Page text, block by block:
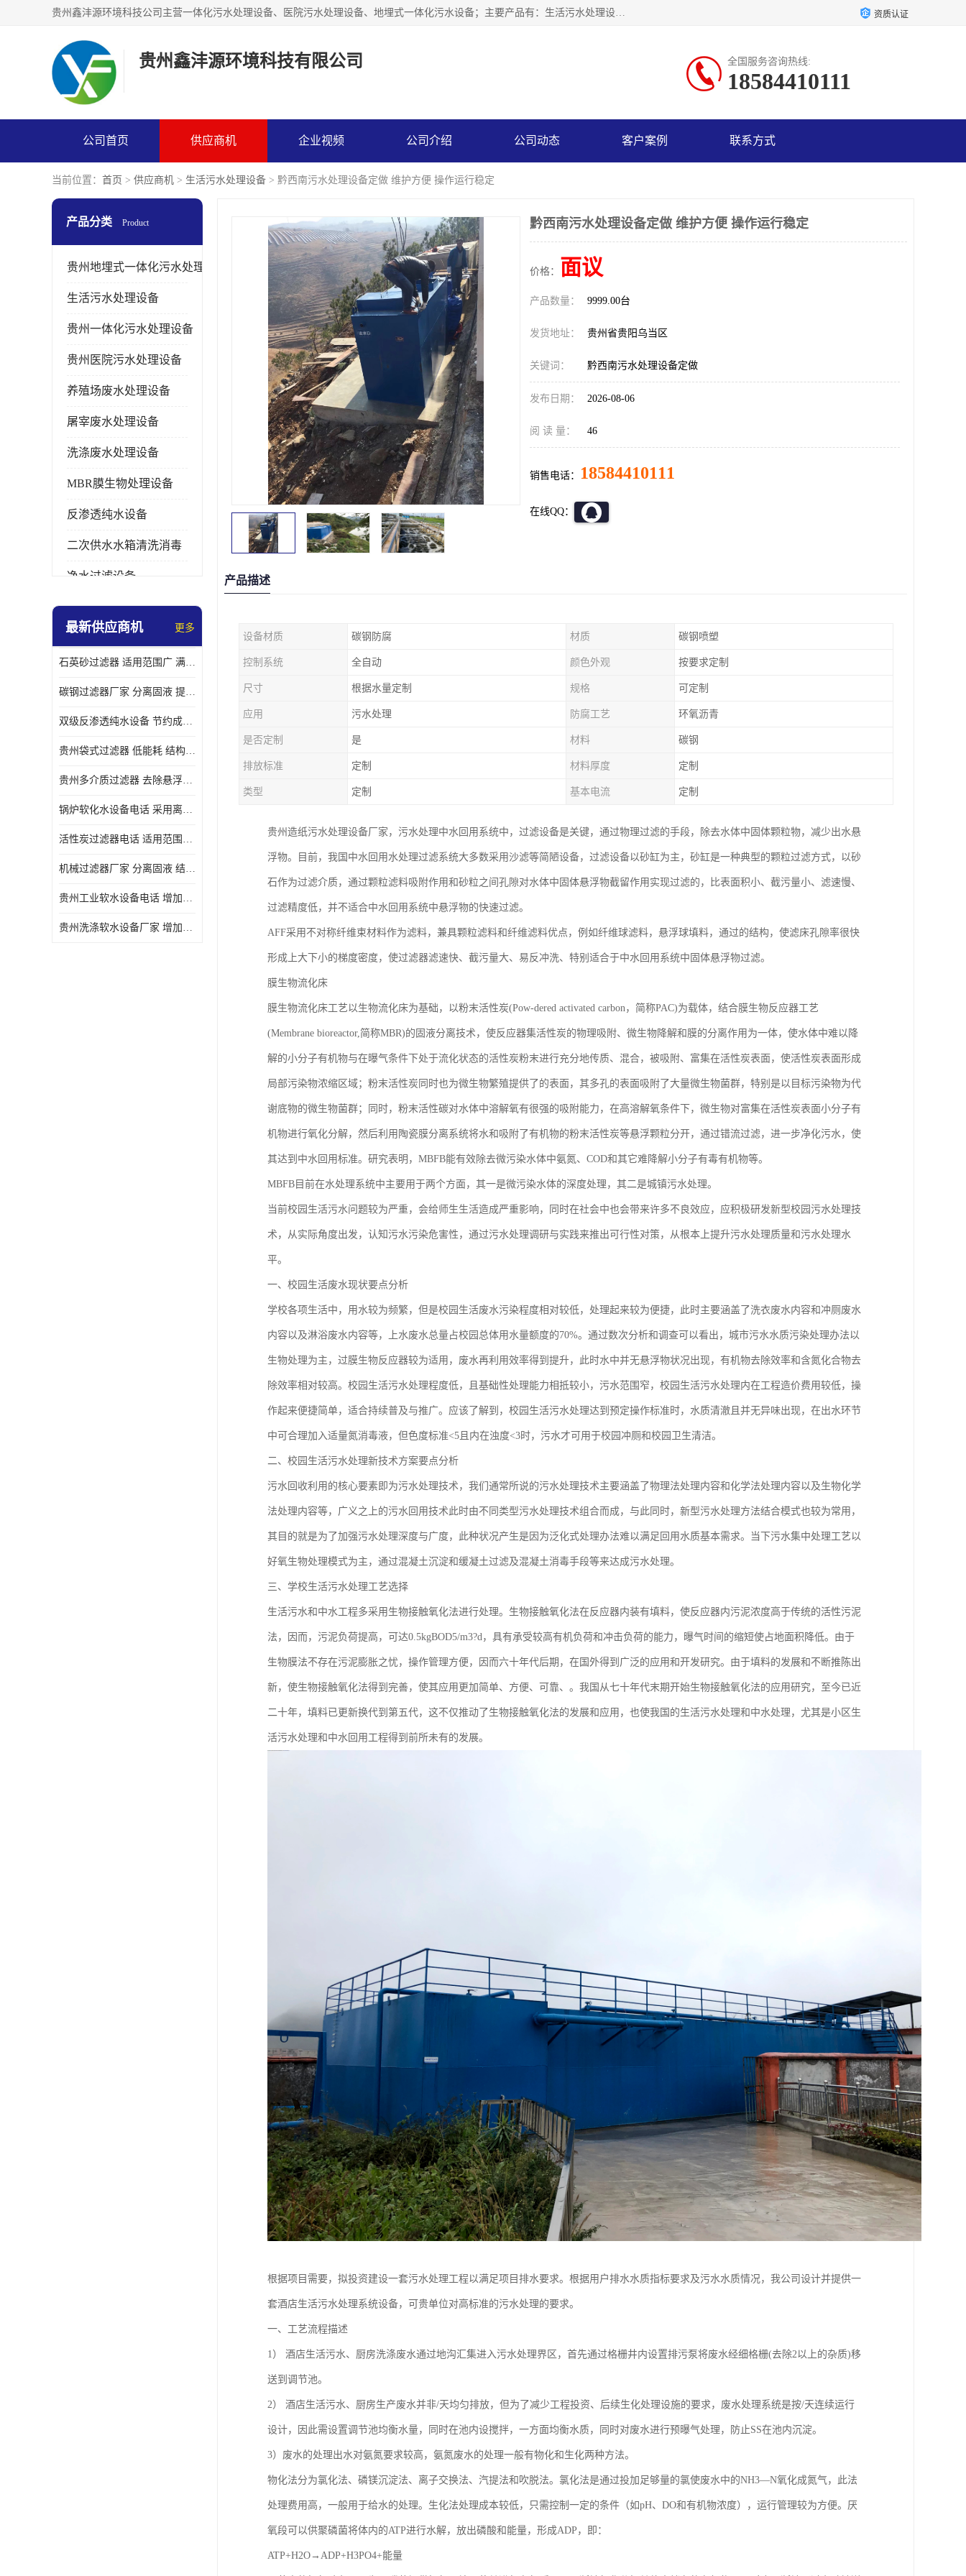
贵州鑫沣源环境科技公司主营一体化污水处理设备、医院污水处理设备、地埋式一体化污水设备；主要产品有：生活污水处理设备，养殖场废水处理设备，屠宰废水处理设备，洗涤废水处理设备，MBR膜生物处理设备，反渗透纯水设备，二次供水水箱清洗消毒，净水过滤设备，软水设备等。欢迎新老顾客来电咨询！ 资质认证
贵州鑫沣源环境科技有限公司 全国服务咨询热线:
18584410111
公司首页 供应商机 企业视频 公司介绍 公司动态 客户案例 联系方式
当前位置： 首页 > 供应商机 > 生活污水处理设备 > 黔西南污水处理设备定做 维护方便 操作运行稳定
产品分类 Product
贵州地埋式一体化污水处理设备
生活污水处理设备
贵州一体化污水处理设备
贵州医院污水处理设备
养殖场废水处理设备
屠宰废水处理设备
洗涤废水处理设备
MBR膜生物处理设备
反渗透纯水设备
二次供水水箱清洗消毒
净水过滤设备
软水设备
最新供应商机 更多
石英砂过滤器 适用范围广 满足不同的需求
碳钢过滤器厂家 分离固液 提高过滤效率
双级反渗透纯水设备 节约成本 提供高纯度水
贵州袋式过滤器 低能耗 结构简单
贵州多介质过滤器 去除悬浮物 防止水垢和堵塞
锅炉软化水设备电话 采用离子交换技术 减少维修和更换的成本
活性炭过滤器电话 适用范围广 防止水垢和堵塞
机械过滤器厂家 分离固液 结构简单
贵州工业软水设备电话 增加清洁效果 使水更加清澈 干净
贵州洗涤软水设备厂家 增加清洁效果 减少维修和更换的成本
黔西南污水处理设备定做 维护方便 操作运行稳定
价格： 面议
产品数量： 9999.00台
发货地址： 贵州省贵阳乌当区
关键词： 黔西南污水处理设备定做
发布日期： 2026-08-06
阅 读 量： 46
销售电话： 18584410111
在线QQ：
产品描述
设备材质 碳钢防腐 材质 碳钢喷塑
控制系统 全自动 颜色外观 按要求定制
尺寸 根据水量定制 规格 可定制
应用 污水处理 防腐工艺 环氧沥青
是否定制 是 材料 碳钢
排放标准 定制 材料厚度 定制
类型 定制 基本电流 定制
贵州造纸污水处理设备厂家，污水处理中水回用系统中，过滤设备是关键，通过物理过滤的手段，除去水体中固体颗粒物，减少出水悬
浮物。目前，我国中水回用水处理过滤系统大多数采用沙滤等简陋设备，过滤设备以砂缸为主，砂缸是一种典型的颗粒过滤方式，以砂
石作为过滤介质，通过颗粒滤料吸附作用和砂粒之间孔隙对水体中固体悬浮物截留作用实现过滤的，比表面积小、截污量小、滤速慢、
过滤精度低，并不适合中水回用系统中悬浮物的快速过滤。
AFF采用不对称纤维束材料作为滤料，兼具颗粒滤料和纤维滤料优点，例如纤维球滤料，悬浮球填料，通过的结构，使滤床孔隙率很快
形成上大下小的梯度密度，使过滤器滤速快、截污量大、易反冲洗、特别适合于中水回用系统中固体悬浮物过滤。
膜生物流化床
膜生物流化床工艺以生物流化床为基础，以粉末活性炭(Pow-dered activated carbon，简称PAC)为载体，结合膜生物反应器工艺
(Membrane bioreactor,简称MBR)的固液分离技术，使反应器集活性炭的物理吸附、微生物降解和膜的分离作用为一体，使水体中难以降
解的小分子有机物与在曝气条件下处于流化状态的活性炭粉末进行充分地传质、混合，被吸附、富集在活性炭表面，使活性炭表面形成
局部污染物浓缩区域；粉末活性炭同时也为微生物繁殖提供了的表面，其多孔的表面吸附了大量微生物菌群，特别是以目标污染物为代
谢底物的微生物菌群；同时，粉末活性碳对水体中溶解氧有很强的吸附能力，在高溶解氧条件下，微生物对富集在活性炭表面小分子有
机物进行氧化分解，然后利用陶瓷膜分离系统将水和吸附了有机物的粉末活性炭等悬浮颗粒分开，通过错流过滤，进一步净化污水，使
其达到中水回用标准。研究表明，MBFB能有效除去微污染水体中氨氮、COD和其它难降解小分子有毒有机物等。
MBFB目前在水处理系统中主要用于两个方面，其一是微污染水体的深度处理，其二是城镇污水处理。
当前校园生活污水问题较为严重，会给师生生活造成严重影响，同时在社会中也会带来许多不良效应，应积极研发新型校园污水处理技
术，从实际角度出发，认知污水污染危害性，通过污水处理调研与实践来推出可行性对策，从根本上提升污水处理质量和污水处理水
平。
一、校园生活废水现状要点分析
学校各项生活中，用水较为频繁，但是校园生活废水污染程度相对较低，处理起来较为便捷，此时主要涵盖了洗衣废水内容和冲厕废水
内容以及淋浴废水内容等，上水废水总量占校园总体用水量额度的70%。通过数次分析和调查可以看出，城市污水水质污染处理办法以
生物处理为主，过膜生物反应器较为适用，废水再利用效率得到提升，此时水中并无悬浮物状况出现，有机物去除效率和含氮化合物去
除效率相对较高。校园生活污水处理程度低，且基础性处理能力相抵较小，污水范围窄，校园生活污水处理内在工程造价费用较低，操
作起来便捷简单，适合持续普及与推广。应该了解到，校园生活污水处理达到预定操作标准时，水质清澈且并无异味出现，在出水环节
中可合理加入适量氮消毒液，但色度标准<5且内在浊度<3时，污水才可用于校园冲厕和校园卫生清洁。
二、校园生活污水处理新技术方案要点分析
污水回收利用的核心要素即为污水处理技术，我们通常所说的污水处理技术主要涵盖了物理法处理内容和化学法处理内容以及生物化学
法处理内容等，广义之上的污水回用技术此时由不同类型污水处理技术组合而成，与此同时，新型污水处理方法结合模式也较为常用，
其目的就是为了加强污水处理深度与广度，此种状况产生是因为泛化式处理办法难以满足回用水质基本需求。当下污水集中处理工艺以
好氧生物处理模式为主，通过混凝土沉淀和缓凝土过滤及混凝土消毒手段等来达成污水处理。
三、学校生活污水处理工艺选择
生活污水和中水工程多采用生物接触氧化法进行处理。生物接触氧化法在反应器内装有填料，使反应器内污泥浓度高于传统的活性污泥
法，因而，污泥负荷提高，可达0.5kgBOD5/m3?d，具有承受较高有机负荷和冲击负荷的能力，曝气时间的缩短使占地面积降低。由于
生物膜法不存在污泥膨胀之忧，操作管理方便，因而六十年代后期，在国外得到广泛的应用和开发研究。由于填料的发展和不断推陈出
新，使生物接触氧化法得到完善，使其应用更加简单、方便、可靠、。我国从七十年代末期开始生物接触氧化法的应用研究，至今已近
二十年，填料已更新换代到第五代，这不仅推动了生物接触氧化法的发展和应用，也使我国的生活污水处理和中水处理，尤其是小区生
活污水处理和中水回用工程得到前所未有的发展。
根据项目需要，拟投资建设一套污水处理工程以满足项目排水要求。根据用户排水水质指标要求及污水水质情况，我公司设计并提供一
套酒店生活污水处理系统设备，可贵单位对高标准的污水处理的要求。
一、工艺流程描述
1） 酒店生活污水、厨房洗涤废水通过地沟汇集进入污水处理界区，首先通过格栅井内设置排污泵将废水经细格栅(去除2以上的杂质)移
送到调节池。
2） 酒店生活污水、厨房生产废水并非/天均匀排放，但为了减少工程投资、后续生化处理设施的要求，废水处理系统是按/天连续运行
设计，因此需设置调节池均衡水量，同时在池内设搅拌，一方面均衡水质，同时对废水进行预曝气处理，防止SS在池内沉淀。
3）废水的处理出水对氨氮要求较高，氨氮废水的处理一般有物化和生化两种方法。
物化法分为氯化法、磷镁沉淀法、离子交换法、汽提法和吹脱法。氯化法是通过投加足够量的氯使废水中的NH3—N氧化成氮气，此法
处理费用高，一般用于给水的处理。生化法处理成本较低，只需控制一定的条件（如pH、DO和有机物浓度），运行管理较为方便。厌
氧段可以供聚磷菌将体内的ATP进行水解，放出磷酸和能量，形成ADP，即：
ATP+H2O→ADP+H3PO4+能量